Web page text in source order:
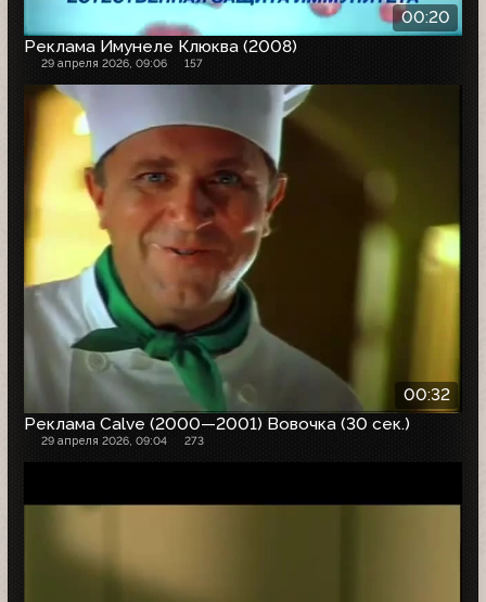
00:20
Реклама Имунеле Клюква (2008)
29 апреля 2026, 09:06 157
00:32
Реклама Calve (2000—2001) Вовочка (30 сек.)
29 апреля 2026, 09:04 273